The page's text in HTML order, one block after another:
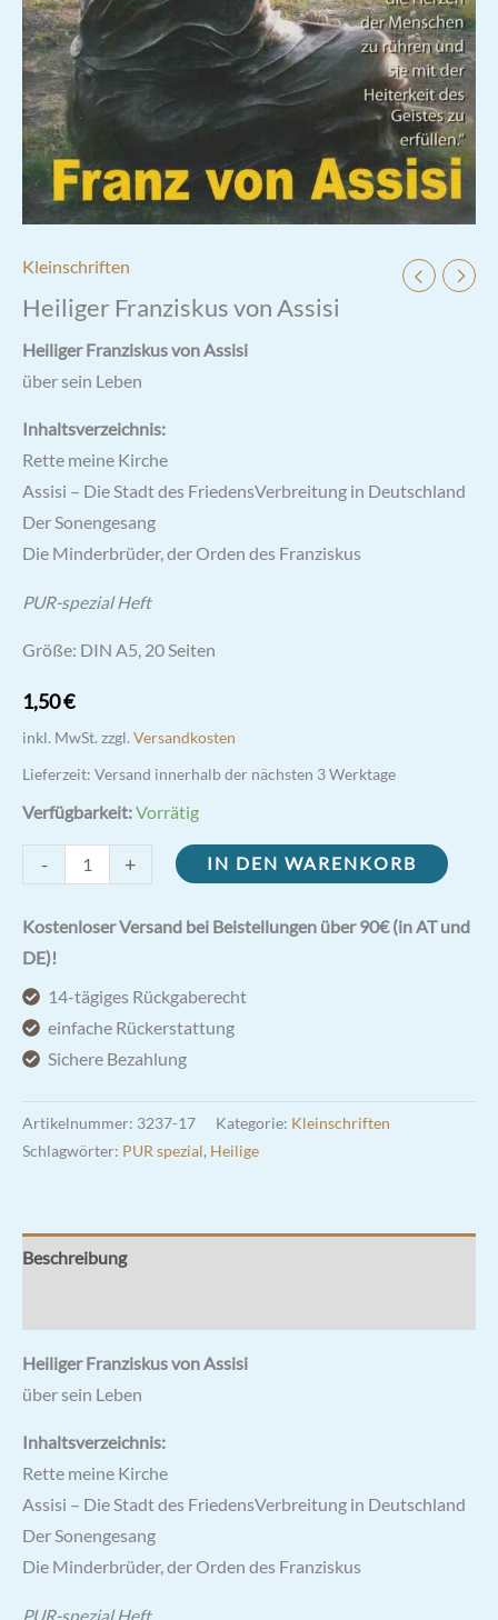
Kleinschriften
Heiliger Franziskus von Assisi
Heiliger Franziskus von Assisi
über sein Leben
Inhaltsverzeichnis:
Rette meine Kirche
Assisi – Die Stadt des FriedensVerbreitung in Deutschland
Der Sonengesang
Die Minderbrüder, der Orden des Franziskus
PUR-spezial Heft
Größe: DIN A5, 20 Seiten
1,50€
inkl. MwSt. zzgl. Versandkosten
Lieferzeit: Versand innerhalb der nächsten 3 Werktage
Verfügbarkeit:Vorrätig
-
Franziskus
von
Assisi
Menge
+ IN DEN WARENKORB
Kostenloser Versand bei Beistellungen über 90€ (in AT und
DE)!
14-tägiges Rückgaberecht
einfache Rückerstattung
Sichere Bezahlung
Artikelnummer: 3237-17 Kategorie: Kleinschriften
Schlagwörter: PUR spezial, Heilige
Beschreibung
Heiliger Franziskus von Assisi
über sein Leben
Inhaltsverzeichnis:
Rette meine Kirche
Assisi – Die Stadt des FriedensVerbreitung in Deutschland
Der Sonengesang
Die Minderbrüder, der Orden des Franziskus
PUR-spezial Heft